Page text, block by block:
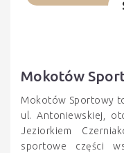
Mokotów
Mokotów Sportowy
ul. Antoniewskiej,
Jeziorkiem
sportowe części